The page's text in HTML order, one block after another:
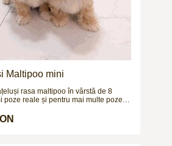
Maltipoo mini
rasa maltipoo în vârstă de 8
poze reale și pentru mai multe poze și